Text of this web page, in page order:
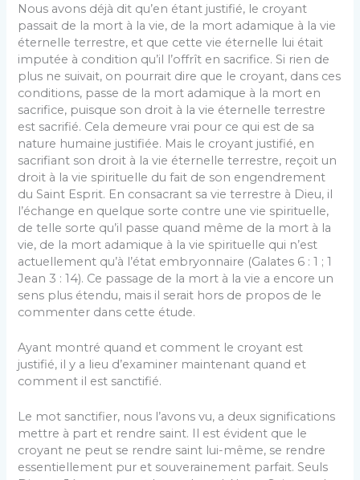
Nous avons déjà dit qu’en étant justifié, le croyant
passait de la mort à la vie, de la mort adamique à la vie
éternelle terrestre, et que cette vie éternelle lui était
imputée à condition qu’il l’offrît en sacrifice. Si rien de
plus ne suivait, on pourrait dire que le croyant, dans ces
conditions, passe de la mort adamique à la mort en
sacrifice, puisque son droit à la vie éternelle terrestre
est sacrifié. Cela demeure vrai pour ce qui est de sa
nature humaine justifiée. Mais le croyant justifié, en
sacrifiant son droit à la vie éternelle terrestre, reçoit un
droit à la vie spirituelle du fait de son engendrement
du Saint Esprit. En consacrant sa vie terrestre à Dieu, il
l’échange en quelque sorte contre une vie spirituelle,
de telle sorte qu’il passe quand même de la mort à la
vie, de la mort adamique à la vie spirituelle qui n’est
actuellement qu’à l’état embryonnaire (Galates 6 : 1 ; 1
Jean 3 : 14). Ce passage de la mort à la vie a encore un
sens plus étendu, mais il serait hors de propos de le
commenter dans cette étude.
Ayant montré quand et comment le croyant est
justifié, il y a lieu d’examiner maintenant quand et
comment il est sanctifié.
Le mot sanctifier, nous l’avons vu, a deux significations
mettre à part et rendre saint. Il est évident que le
croyant ne peut se rendre saint lui-même, se rendre
essentiellement pur et souverainement parfait. Seuls